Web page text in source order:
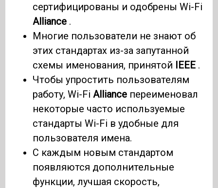
сертифицированы и одобрены Wi-Fi
Alliance .
Многие пользователи не знают об
этих стандартах из-за запутанной
схемы именования, принятой IEEE .
Чтобы упростить пользователям
работу, Wi-Fi Alliance переименовал
некоторые часто используемые
стандарты Wi-Fi в удобные для
пользователя имена.
С каждым новым стандартом
появляются дополнительные
функции, лучшая скорость,